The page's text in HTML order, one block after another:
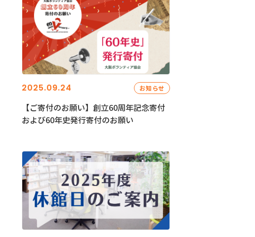
2025.09.24 お知らせ
【ご寄付のお願い】創立60周年記念寄付
および60年史発行寄付のお願い